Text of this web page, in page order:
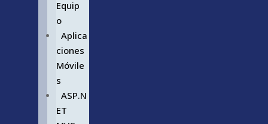
Equip
o
Aplica
ciones
Móvile
s
ASP.N
ET